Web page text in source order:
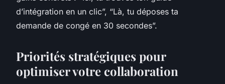
d’intégration en un clic”, “Là, tu déposes ta
demande de congé en 30 secondes”.
Priorités stratégiques pour
optimiser votre collaboration